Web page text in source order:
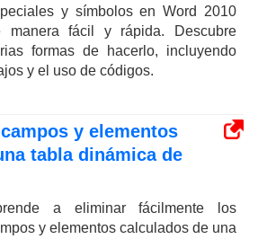
y símbolos en Word 2010
manera fácil y rápida. Descubre
formas de hacerlo, incluyendo
y el uso de códigos.
y elementos
tabla dinámica de
a eliminar fácilmente los
y elementos calculados de una